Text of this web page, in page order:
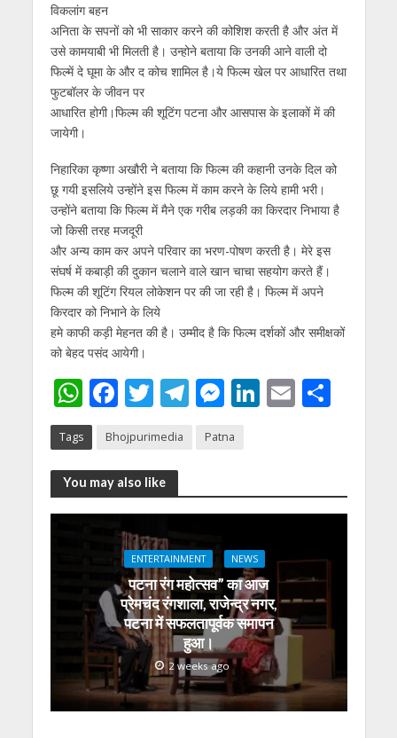
विकलांग बहन
अनिता के सपनों को भी साकार करने की कोशिश करती है और अंत में
उसे कामयाबी भी मिलती है। उन्होने बताया कि उनकी आने वाली दो
फिल्में दे घूमा के और द कोच शामिल है।ये फिल्म खेल पर आधारित तथा
फुटबॉलर के जीवन पर
आधारित होगी।फिल्म की शूटिंग पटना और आसपास के इलाकों में की
जायेगी।
निहारिका कृष्णा अखौरी ने बताया कि फिल्म की कहानी उनके दिल को
छू गयी इसलिये उन्होंने इस फिल्म में काम करने के लिये हामी भरी।
उन्होंने बताया कि फिल्म में मैने एक गरीब लड़की का किरदार निभाया है
जो किसी तरह मजदूरी
और अन्य काम कर अपने परिवार का भरण-पोषण करती है। मेरे इस
संघर्ष में कबाड़ी की दुकान चलाने वाले खान चाचा सहयोग करते हैं।
फिल्म की शूटिंग रियल लोकेशन पर की जा रही है। फिल्म में अपने
किरदार को निभाने के लिये
हमे काफी कड़ी मेहनत की है। उम्मीद है कि फिल्म दर्शकों और समीक्षकों
को बेहद पसंद आयेगी।
W
h
at
s
A
F
e
b
o
o
k
T
itt
er
T
a
M
ss
n
er
Li
dI
E S
Tags Bhojpurimedia Patna
You may also like
ENTERTAINMENT NEWS
पटना रंग महोत्सव” का आज
प्रेमचंद रंगशाला, राजेन्द्र नगर,
पटना में सफलतापूर्वक समापन
हुआ।
2 weeks ago